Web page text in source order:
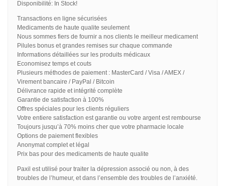
Disponibilité: In Stock!
Transactions en ligne sécurisées
Medicaments de haute qualite seulement
Nous sommes fiers de fournir a nos clients le meilleur medicament
Pilules bonus et grandes remises sur chaque commande
Informations détaillées sur les produits médicaux
Economisez temps et couts
Plusieurs méthodes de paiement : MasterCard / Visa / AMEX /
Virement bancaire / PayPal / Bitcoin
Délivrance rapide et intégrité complète
Garantie de satisfaction à 100%
Offres spéciales pour les clients réguliers
Votre entiere satisfaction est garantie ou votre argent est rembourse
Toujours jusqu’à 70% moins cher que votre pharmacie locale
Options de paiement flexibles
Anonymat complet et légal
Prix bas pour des medicaments de haute qualite
Paxil est utilisé pour traiter la dépression associé ou non, à des
troubles de l’humeur, et dans l’ensemble des troubles de l’anxiété.